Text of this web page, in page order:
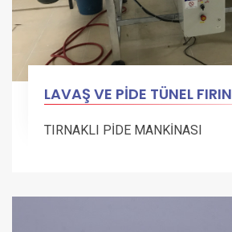
LAVAŞ VE PİDE TÜNEL FIRIN
TIRNAKLI PİDE MANKİNASI